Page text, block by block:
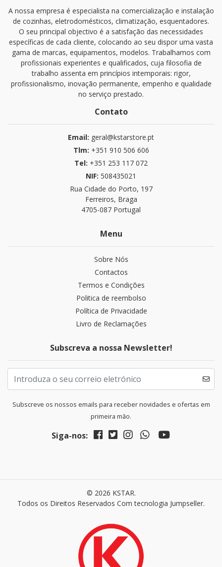
A nossa empresa é especialista na comercialização e instalação
de cozinhas, eletrodomésticos, climatização, esquentadores.
O seu principal objectivo é a satisfação das necessidades
específicas de cada cliente, colocando ao seu dispor uma vasta
gama de marcas, equipamentos, modelos. Trabalhamos com
profissionais experientes e qualificados, cuja filosofia de
trabalho assenta em princípios intemporais: rigor,
profissionalismo, inovação permanente, empenho e qualidade
no serviço prestado.
Contato
Email: geral@kstarstore.pt
Tlm: +351 910 506 606
Tel: +351 253 117 072
NIF: 508435021
Rua Cidade do Porto, 197
Ferreiros, Braga
4705-087 Portugal
Menu
Sobre Nós
Contactos
Termos e Condições
Politica de reembolso
Política de Privacidade
Livro de Reclamações
Subscreva a nossa Newsletter!
Subscreve os nossos emails para receber novidades e ofertas em
primeira mão.
Siga-nos:
© 2026 KSTAR.
Todos os Direitos Reservados Com tecnologia Jumpseller.